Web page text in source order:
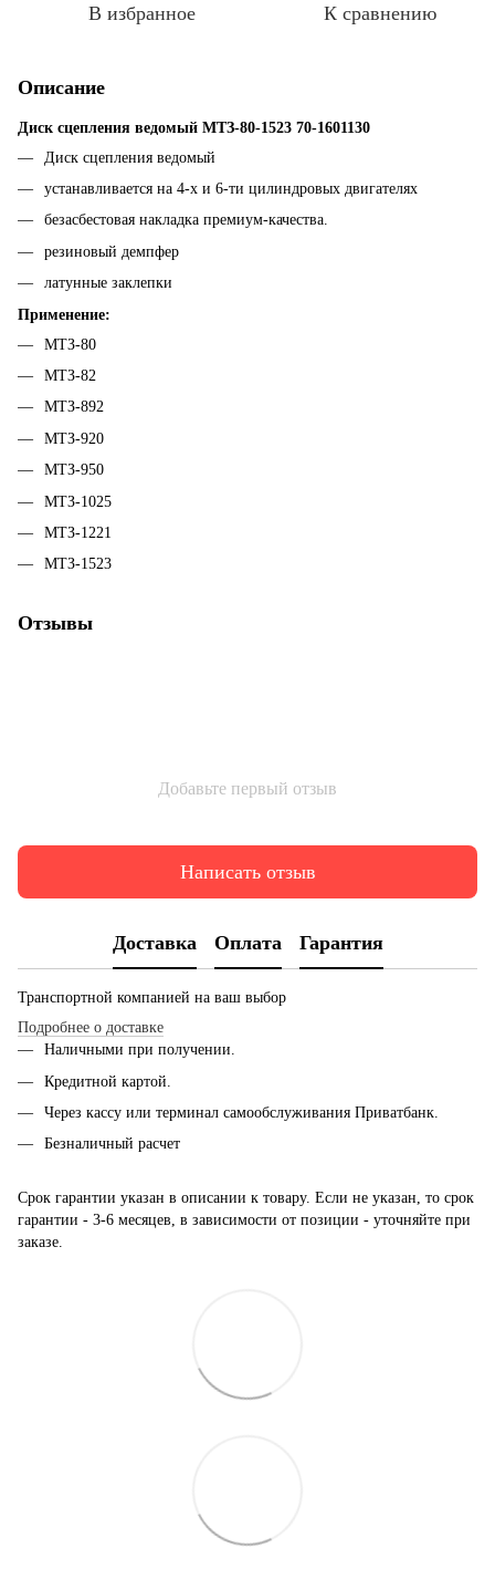
В избранное К сравнению
Описание
Диск сцепления ведомый МТЗ-80-1523 70-1601130
Диск сцепления ведомый
устанавливается на 4-х и 6-ти цилиндровых двигателях
безасбестовая накладка премиум-качества.
резиновый демпфер
латунные заклепки
Применение:
МТЗ-80
МТЗ-82
МТЗ-892
МТЗ-920
МТЗ-950
МТЗ-1025
МТЗ-1221
МТЗ-1523
Отзывы
Добавьте первый отзыв
Написать отзыв
Доставка Оплата Гарантия
Транспортной компанией на ваш выбор
Подробнее о доставке
Наличными при получении.
Кредитной картой.
Через кассу или терминал самообслуживания Приватбанк.
Безналичный расчет
Срок гарантии указан в описании к товару. Если не указан, то срок
гарантии - 3-6 месяцев, в зависимости от позиции - уточняйте при
заказе.